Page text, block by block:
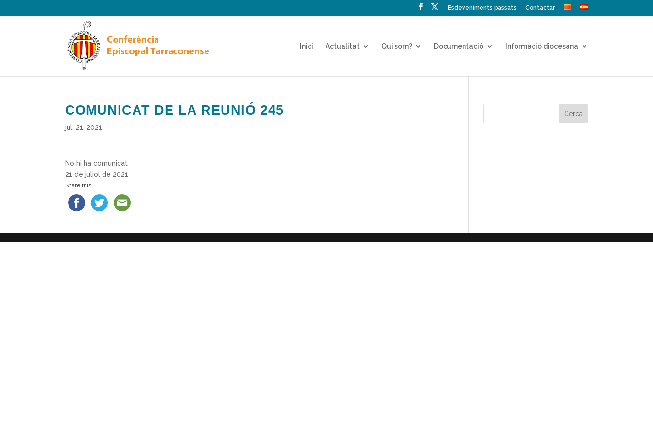
Esdeveniments passats Contactar
Inici Actualitat Qui som? Documentació Informació diocesana
COMUNICAT DE LA REUNIÓ 245
jul. 21, 2021
No hi ha comunicat
21 de juliol de 2021
Share this...